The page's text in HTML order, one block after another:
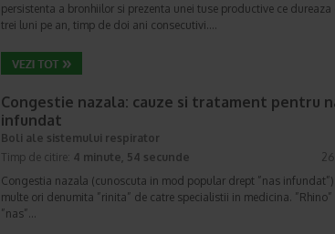
persistenta a bronhiilor si prezenta unei tuse productive ce dureaza
trei luni pe an, timp de doi ani consecutivi.…
Congestie nazala: cauze si tratament pentru
infundat
Boli ale sistemului respirator
Timp de citire: 4 minute, 54 secunde
Congestia nazala (cunoscuta in mod popular drept ”nas
multe ori denumita ”rinita” de catre specialistii in medicina.
”nas”…